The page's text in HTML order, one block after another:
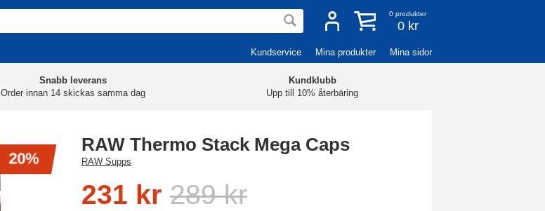
0 produkter
0 kr
Kundservice Mina produkter Mina sidor
Snabb leverans
Order innan 14 skickas samma dag
Kundklubb
Upp till 10% återbäring
20%
RAW Thermo Stack Mega Caps
RAW Supps
231 kr 289 kr